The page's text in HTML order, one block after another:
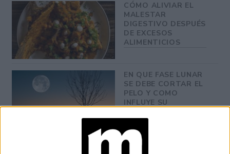
CÓMO ALIVIAR EL
MALESTAR
DIGESTIVO DESPUÉS
DE EXCESOS
ALIMENTICIOS
EN QUE FASE LUNAR
SE DEBE CORTAR EL
PELO Y COMO
INFLUYE SU
BRAVADO RECIBIÓ A